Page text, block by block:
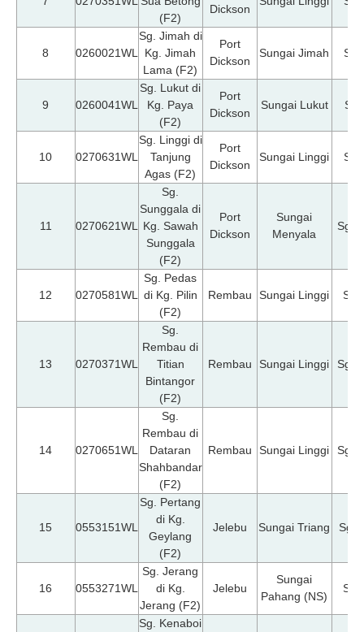
(F2)
Dickson
8 0260021WL
Sg. Jimah di
Kg. Jimah
Lama (F2)
Port
Dickson
Sungai Jimah Sg.
9 0260041WL
Sg. Lukut di
Kg. Paya
(F2)
Port
Dickson
Sungai Lukut
10 0270631WL
Sg. Linggi di
Tanjung
Agas (F2)
Port
Dickson
Sungai Linggi Sg.
11 0270621WL
Sg.
Sunggala di
Kg. Sawah
Sunggala
(F2)
Port
Dickson
Sungai
Menyala
Sg.
12 0270581WL
Sg. Pedas
di Kg. Pilin
(F2)
Rembau Sungai Linggi Sg.
13 0270371WL
Sg.
Rembau di
Titian
Bintangor
(F2)
Rembau Sungai Linggi Sg.
14 0270651WL
Sg.
Rembau di
Dataran
Shahbandar
(F2)
Rembau Sungai Linggi Sg.
15 0553151WL
Sg. Pertang
di Kg.
Geylang
(F2)
Jelebu Sungai Triang Sg.
16 0553271WL
Sg. Jerang
di Kg.
Jerang (F2)
Jelebu
Sungai
Pahang (NS)
Sg.
Sg. Kenaboi